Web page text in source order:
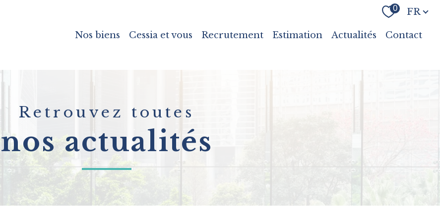
0 Langue
FR
Nos biens Cessia et vous Recrutement Estimation Actualités Contact
Retrouvez toutes
nos actualités